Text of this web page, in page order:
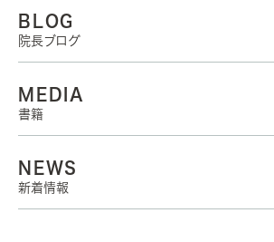
BLOG
院長ブログ
MEDIA
書籍
NEWS
新着情報